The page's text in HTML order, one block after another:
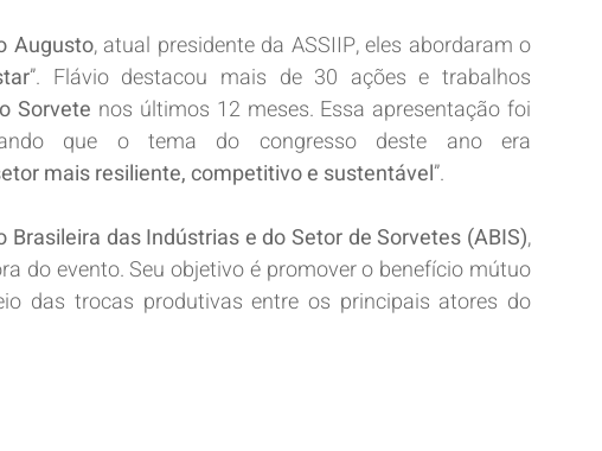
Augusto, atual presidente da ASSIIP, eles abordaram o
”. Flávio destacou mais de 30 ações e trabalhos
Sorvete nos últimos 12 meses. Essa apresentação foi
que o tema do congresso deste ano era
mais resiliente, competitivo e sustentável”.
Brasileira das Indústrias e do Setor de Sorvetes (ABIS),
do evento. Seu objetivo é promover o benefício mútuo
das trocas produtivas entre os principais atores do